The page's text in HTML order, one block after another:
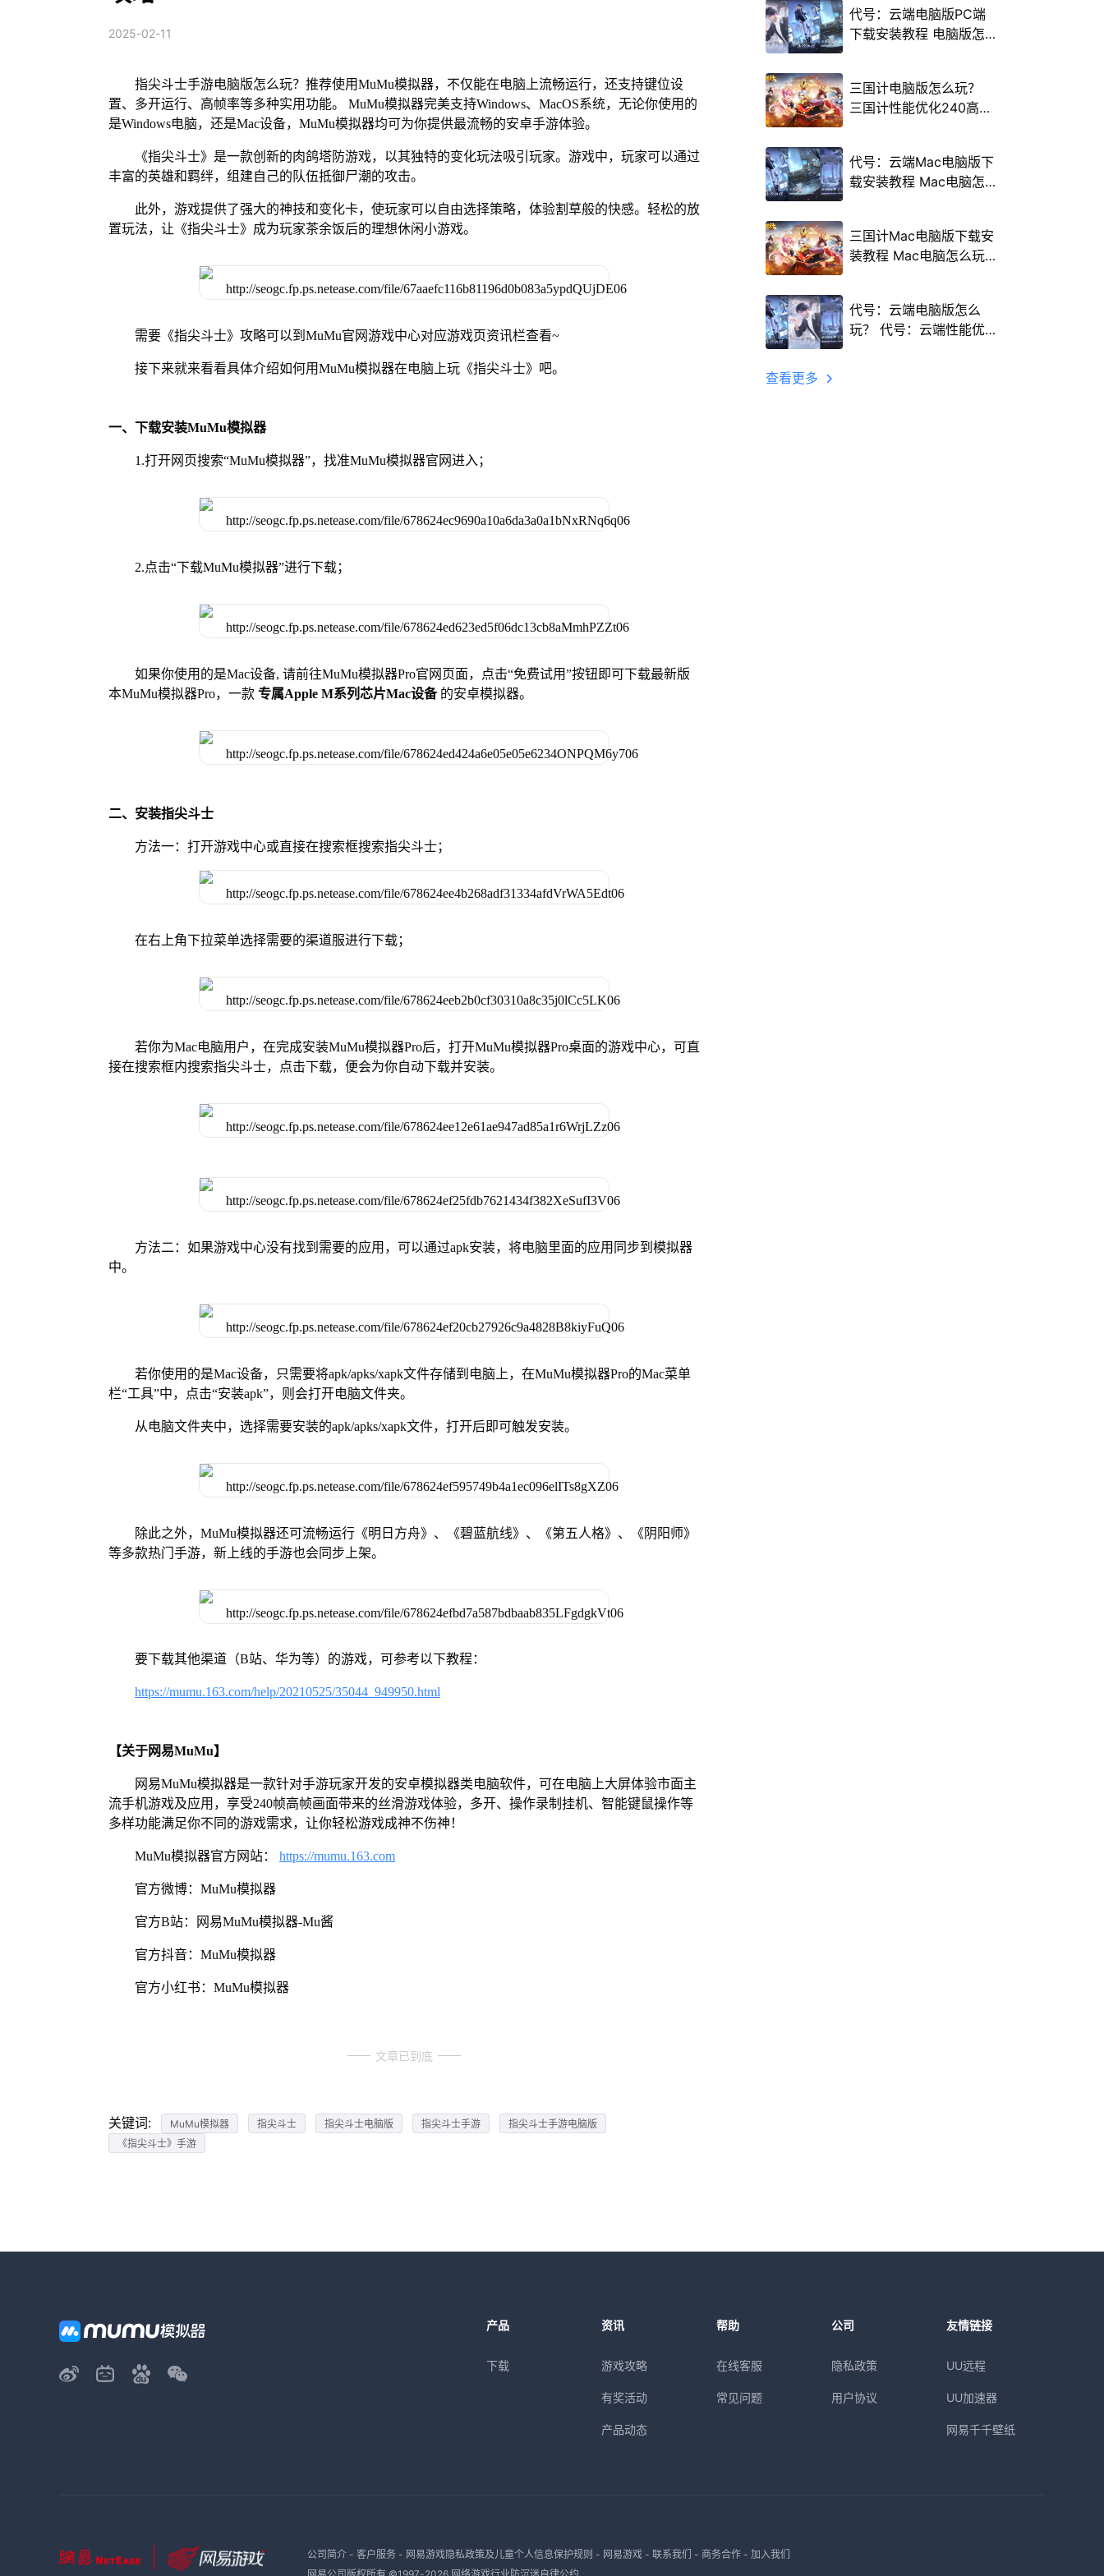
2025-02-11
指尖斗士手游电脑版怎么玩？推荐使用MuMu模拟器，不仅能在电脑上流畅运行，还支持键位设
置、多开运行、高帧率等多种实用功能。 MuMu模拟器完美支持Windows、MacOS系统，无论你使用的
是Windows电脑，还是Mac设备，MuMu模拟器均可为你提供最流畅的安卓手游体验。
《指尖斗士》是一款创新的肉鸽塔防游戏，以其独特的变化玩法吸引玩家。游戏中，玩家可以通过
丰富的英雄和羁绊，组建自己的队伍抵御尸潮的攻击。
此外，游戏提供了强大的神技和变化卡，使玩家可以自由选择策略，体验割草般的快感。轻松的放
置玩法，让《指尖斗士》成为玩家茶余饭后的理想休闲小游戏。
需要《指尖斗士》攻略可以到MuMu官网游戏中心对应游戏页资讯栏查看~
接下来就来看看具体介绍如何用MuMu模拟器在电脑上玩《指尖斗士》吧。
一、下载安装MuMu模拟器
1.打开网页搜索“MuMu模拟器”，找准MuMu模拟器官网进入；
2.点击“下载MuMu模拟器”进行下载；
如果你使用的是Mac设备, 请前往MuMu模拟器Pro官网页面，点击“免费试用”按钮即可下载最新版
本MuMu模拟器Pro，一款 专属Apple M系列芯片Mac设备 的安卓模拟器。
二、安装指尖斗士
方法一：打开游戏中心或直接在搜索框搜索指尖斗士；
在右上角下拉菜单选择需要的渠道服进行下载；
若你为Mac电脑用户，在完成安装MuMu模拟器Pro后，打开MuMu模拟器Pro桌面的游戏中心，可直
接在搜索框内搜索指尖斗士，点击下载，便会为你自动下载并安装。
方法二：如果游戏中心没有找到需要的应用，可以通过apk安装，将电脑里面的应用同步到模拟器
中。
若你使用的是Mac设备，只需要将apk/apks/xapk文件存储到电脑上，在MuMu模拟器Pro的Mac菜单
栏“工具”中，点击“安装apk”，则会打开电脑文件夹。
从电脑文件夹中，选择需要安装的apk/apks/xapk文件，打开后即可触发安装。
除此之外，MuMu模拟器还可流畅运行《明日方舟》、《碧蓝航线》、《第五人格》、《阴阳师》
等多款热门手游，新上线的手游也会同步上架。
要下载其他渠道（B站、华为等）的游戏，可参考以下教程：
https://mumu.163.com/help/20210525/35044_949950.html
【关于网易MuMu】
网易MuMu模拟器是一款针对手游玩家开发的安卓模拟器类电脑软件，可在电脑上大屏体验市面主
流手机游戏及应用，享受240帧高帧画面带来的丝滑游戏体验，多开、操作录制挂机、智能键鼠操作等
多样功能满足你不同的游戏需求，让你轻松游戏成神不伤神！
MuMu模拟器官方网站： https://mumu.163.com
官方微博：MuMu模拟器
官方B站：网易MuMu模拟器-Mu酱
官方抖音：MuMu模拟器
官方小红书：MuMu模拟器
文章已到底
关键词: MuMu模拟器 指尖斗士 指尖斗士电脑版 指尖斗士手游
指尖斗士手游电脑版
《指尖斗士》手游
代号：云端电脑版PC端
下载安装教程 电脑版怎
三国计电脑版怎么玩？
三国计性能优化240高帧
代号：云端Mac电脑版下
载安装教程 Mac电脑怎
三国计Mac电脑版下载安
装教程 Mac电脑怎么玩
代号：云端电脑版怎么
玩？ 代号：云端性能优
查看更多
产品
下载
资讯
游戏攻略
有奖活动
产品动态
帮助
在线客服
常见问题
公司
隐私政策
用户协议
友情链接
UU远程
UU加速器
网易千千壁纸
公司简介- 客户服务- 网易游戏隐私政策及儿童个人信息保护规则 - 网易游戏- 联系我们 - 商务合作- 加入我们